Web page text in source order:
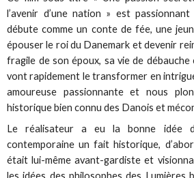
l’avenir d’une nation » est
débute comme un conte de fée, une
épouser le roi du Danemark et devenir
fragile de son époux, sa vie de
vont rapidement le transformer en
amoureuse passionnante et nous
historique bien connu des Danois et
Le réalisateur a eu la bonne idée
contemporaine un fait historique,
était lui-même avant-gardiste et
les idées des philosophes des Lumières